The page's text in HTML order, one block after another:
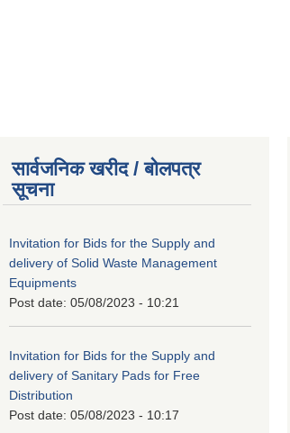
सार्वजनिक खरीद / बोलपत्र
सूचना
Invitation for Bids for the Supply and
delivery of Solid Waste Management
Equipments
Post date: 05/08/2023 - 10:21
Invitation for Bids for the Supply and
delivery of Sanitary Pads for Free
Distribution
Post date: 05/08/2023 - 10:17